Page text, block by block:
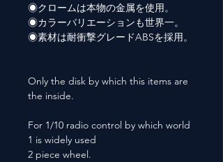
◉クロームは本物の金属を使用。
◉カラーバリエーションも世界一。
◉素材は耐衝撃グレードABSを採用。
Only the disk by which this items are
the inside.
For 1/10 radio control by which world
1 is widely used
2 piece wheel.